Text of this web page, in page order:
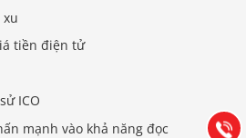
tiền điện tử
ICO
mạnh vào khả năng đọc
Gọi
(028) 22.166.144
Tư vấn